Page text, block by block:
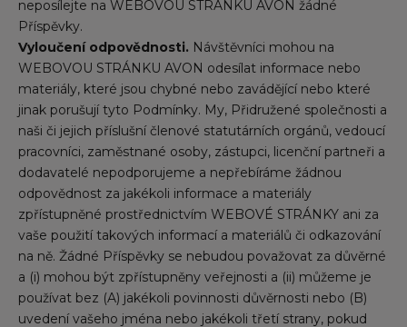
neposílejte na WEBOVOU STRÁNKU AVON žádné
Příspěvky.
Vyloučení odpovědnosti. Návštěvníci mohou na
WEBOVOU STRÁNKU AVON odesílat informace nebo
materiály, které jsou chybné nebo zavádějící nebo které
jinak porušují tyto Podmínky. My, Přidružené společnosti a
naši či jejich příslušní členové statutárních orgánů, vedoucí
pracovníci, zaměstnané osoby, zástupci, licenční partneři a
dodavatelé nepodporujeme a nepřebíráme žádnou
odpovědnost za jakékoli informace a materiály
zpřístupněné prostřednictvím WEBOVÉ STRÁNKY ani za
vaše použití takových informací a materiálů či odkazování
na ně. Žádné Příspěvky se nebudou považovat za důvěrné
a (i) mohou být zpřístupněny veřejnosti a (ii) můžeme je
používat bez (A) jakékoli povinnosti důvěrnosti nebo (B)
uvedení vašeho jména nebo jakékoli třetí strany, pokud